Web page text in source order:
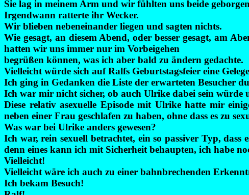
Sie lag in meinem Arm und wir fühlten uns beide
Irgendwann ratterte ihr Wecker.
Wir blieben nebeneinander liegen und sagten nichts.
Wie gesagt, an diesem Abend, oder besser gesagt, am
hatten wir uns immer nur im Vorbeigehen
begrüßen können, was ich aber bald zu ändern gedachte.
Vielleicht würde sich auf Ralfs Geburtstagsfeier eine
Ich ging in Gedanken die Liste der erwarteten Besucher
Ich war mir nicht sicher, ob auch Ulrike dabei sein würde
Diese relativ asexuelle Episode mit Ulrike hatte mir
neben einer Frau geschlafen zu haben, ohne dass es zu
Was war bei Ulrike anders gewesen?
Ich war, rein sexuell betrachtet, ein so passiver Typ,
denn eines kann ich mit Sicherheit behaupten, ich habe
Vielleicht!
Vielleicht wäre ich auch zu einer bahnbrechenden
Ich bekam Besuch!